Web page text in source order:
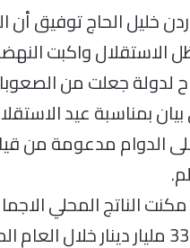
خليل الحاج توفيق أن
الاستقلال واكبت
جعلت من الصعوبات
بمناسبة عيد
الدوام مدعومة من
الناتج المحلي